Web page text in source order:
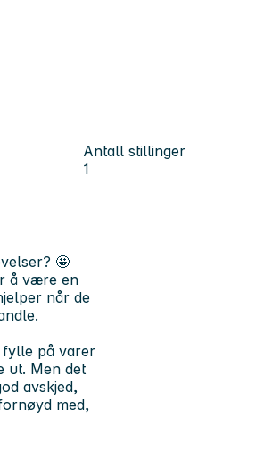
Antall stillinger
1
🤩
å være en
når de
fylle på varer
ut. Men det
avskjed,
med,